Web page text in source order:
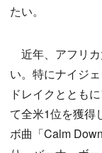
たい。
近年、アフリ
い。特にナイジ
ドレイクととも
て全米1位を獲得
ボ曲「Calm